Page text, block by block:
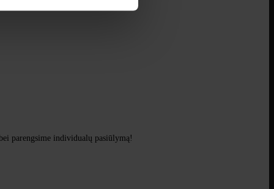
parengsime individualų pasiūlymą!